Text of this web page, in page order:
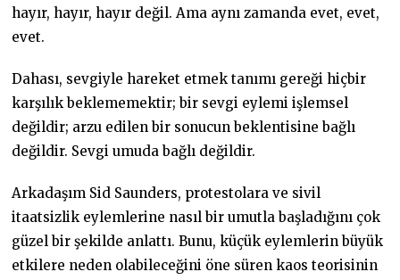
hayır, hayır, hayır değil. Ama aynı zamanda evet, evet,
evet.
Dahası, sevgiyle hareket etmek tanımı gereği hiçbir
karşılık beklememektir; bir sevgi eylemi işlemsel
değildir; arzu edilen bir sonucun beklentisine bağlı
değildir. Sevgi umuda bağlı değildir.
Arkadaşım Sid Saunders, protestolara ve sivil
itaatsizlik eylemlerine nasıl bir umutla başladığını çok
güzel bir şekilde anlattı. Bunu, küçük eylemlerin büyük
etkilere neden olabileceğini öne süren kaos teorisinin